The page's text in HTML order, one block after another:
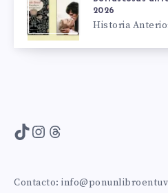
2026
Historia
TikTok
Instagram
Threads
Contacto: